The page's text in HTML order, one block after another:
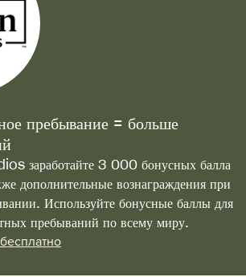
пребывание = больше
заработайте 3 000 бонусных балла
дополнительные вознаграждения при
Используйте бонусные баллы для
пребываний по всему миру.